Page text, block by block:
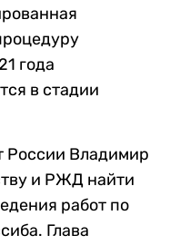
года
в стадии
России Владимир
и РЖД найти
работ по
Глава